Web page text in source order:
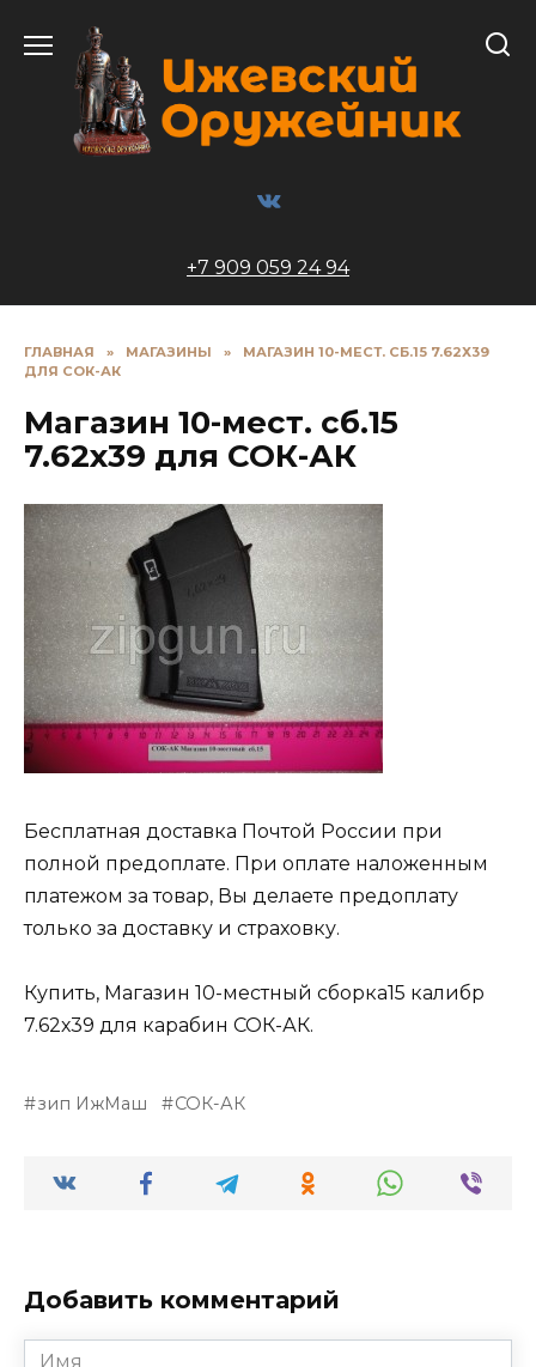
содержанию
+7 909 059 24 94
ГЛАВНАЯ » МАГАЗИНЫ »
МАГАЗИН 10-МЕСТ. СБ.15 7.62Х39
ДЛЯ СОК-АК
Магазин 10-мест. сб.15
7.62х39 для СОК-АК
Бесплатная доставка Почтой России при
полной предоплате. При оплате наложенным
платежом за товар, Вы делаете предоплату
только за доставку и страховку.
Купить, Магазин 10-местный сборка15 калибр
7.62х39 для карабин СОК-АК.
зип ИжМаш СОК-АК
Добавить комментарий
Имя